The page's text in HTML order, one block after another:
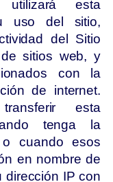
utilizará esta
uso del sitio,
del Sitio
sitios web, y
con la
de internet.
esta
tenga la
cuando esos
en nombre de
dirección IP con